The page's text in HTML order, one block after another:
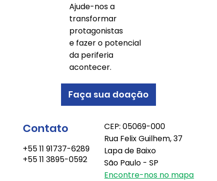
Ajude-nos a
transformar
protagonistas
e fazer o potencial
da periferia
acontecer.
Faça sua doação
Contato
+55 11 91737-6289
+55 11 3895-0592
CEP: 05069-000
Rua Felix Guilhem, 37
Lapa de Baixo
São Paulo - SP
Encontre-nos no mapa